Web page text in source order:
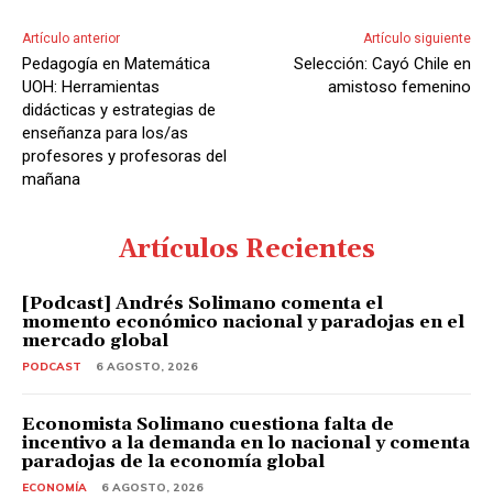
Artículo anterior
Pedagogía en Matemática
UOH: Herramientas
didácticas y estrategias de
enseñanza para los/as
profesores y profesoras del
mañana
Artículo siguiente
Selección: Cayó Chile en
amistoso femenino
Artículos Recientes
[Podcast] Andrés Solimano comenta el
momento económico nacional y paradojas en el
mercado global
PODCAST 6 AGOSTO, 2026
Economista Solimano cuestiona falta de
incentivo a la demanda en lo nacional y comenta
paradojas de la economía global
ECONOMÍA 6 AGOSTO, 2026